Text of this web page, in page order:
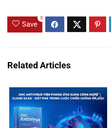
Save
0
Related Articles